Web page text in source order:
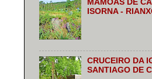
MÁMOAS DE
ISORNA -
CRUCEIRO DA
SANTIAGO DE